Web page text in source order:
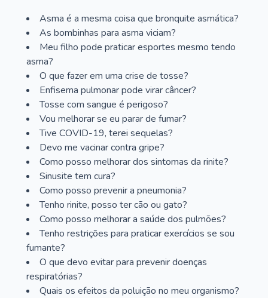
Asma é a mesma coisa que bronquite asmática?
As bombinhas para asma viciam?
Meu filho pode praticar esportes mesmo tendo
asma?
O que fazer em uma crise de tosse?
Enfisema pulmonar pode virar câncer?
Tosse com sangue é perigoso?
Vou melhorar se eu parar de fumar?
Tive COVID-19, terei sequelas?
Devo me vacinar contra gripe?
Como posso melhorar dos sintomas da rinite?
Sinusite tem cura?
Como posso prevenir a pneumonia?
Tenho rinite, posso ter cão ou gato?
Como posso melhorar a saúde dos pulmões?
Tenho restrições para praticar exercícios se sou
fumante?
O que devo evitar para prevenir doenças
respiratórias?
Quais os efeitos da poluição no meu organismo?